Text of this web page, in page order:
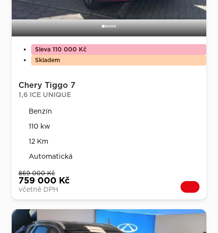
Sleva 110 000 Kč
Skladem
Chery Tiggo 7
1,6 ICE UNIQUE
Benzín
110 kw
12 Km
Automatická
869 000 Kč
759 000 Kč
včetně DPH